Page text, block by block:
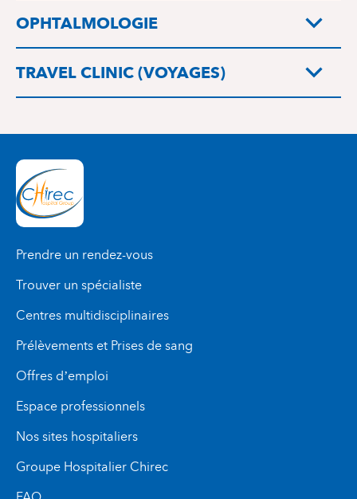
OPHTALMOLOGIE
TRAVEL CLINIC (VOYAGES)
Prendre un rendez-vous
Trouver un spécialiste
Centres multidisciplinaires
Prélèvements et Prises de sang
Offres d’emploi
Espace professionnels
Nos sites hospitaliers
Groupe Hospitalier Chirec